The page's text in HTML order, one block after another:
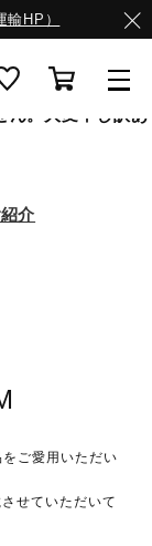
HP）
ん。大変申し訳あ
介
ご愛用いただい
せていただいて